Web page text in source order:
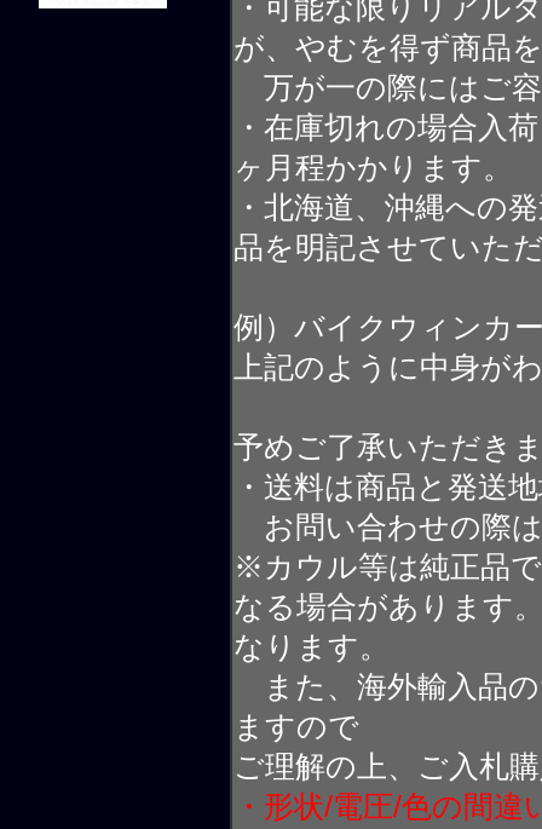
・可能な限りリアル
が、やむを得ず商品
万が一の際にはご
・在庫切れの場合入
ヶ月程かかります。
・北海道、沖縄への
品を明記させていた
例）バイクウィンカ
上記のように中身が
予めご了承いただき
・送料は商品と発送
お問い合わせの際
※カウル等は純正品
なる場合があります
なります。
また、海外輸入品
ますので
ご理解の上、ご入札
・形状/電圧/色の間